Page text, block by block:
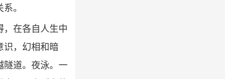
。
在各自人生中
识，幻相和暗
隧道。夜泳。一